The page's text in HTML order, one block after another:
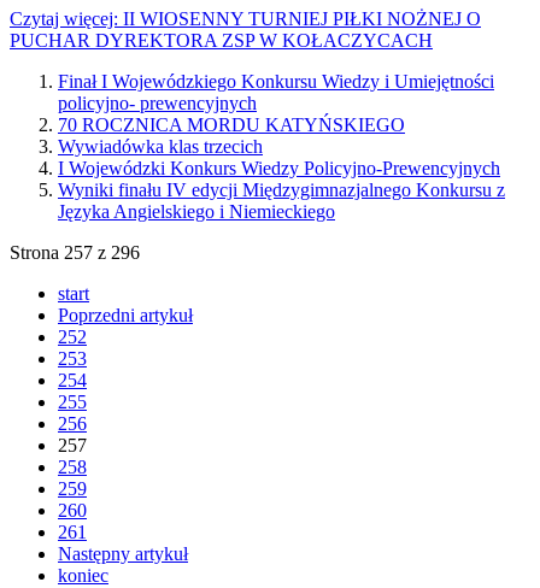
Czytaj więcej: II WIOSENNY TURNIEJ PIŁKI NOŻNEJ O
PUCHAR DYREKTORA ZSP W KOŁACZYCACH
Finał I Wojewódzkiego Konkursu Wiedzy i Umiejętności
policyjno- prewencyjnych
70 ROCZNICA MORDU KATYŃSKIEGO
Wywiadówka klas trzecich
I Wojewódzki Konkurs Wiedzy Policyjno-Prewencyjnych
Wyniki finału IV edycji Międzygimnazjalnego Konkursu z
Języka Angielskiego i Niemieckiego
Strona 257 z 296
start
Poprzedni artykuł
252
253
254
255
256
257
258
259
260
261
Następny artykuł
koniec